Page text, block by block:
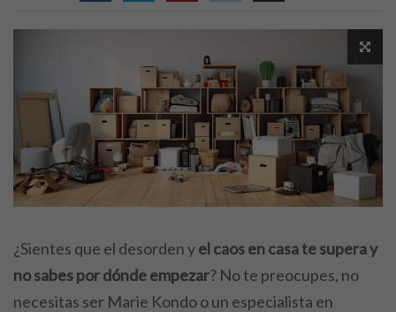
¿Sientes que el desorden yel caos en casa te supera y
no sabes por dónde empezar? No te preocupes, no
necesitas ser Marie Kondo o un especialista en